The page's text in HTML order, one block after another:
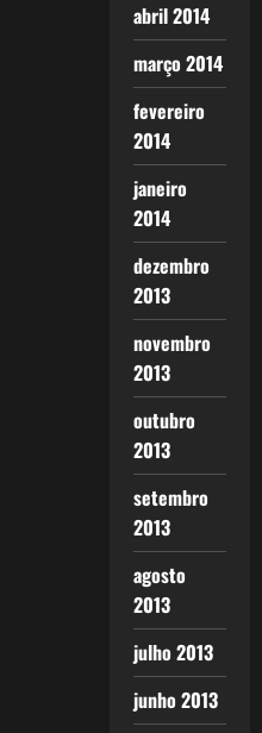
abril 2014
março 2014
fevereiro
2014
janeiro
2014
dezembro
2013
novembro
2013
outubro
2013
setembro
2013
agosto
2013
julho 2013
junho 2013